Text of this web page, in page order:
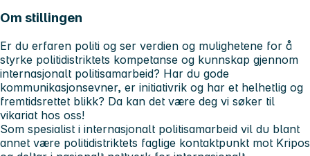
Om stillingen
Er du erfaren politi og ser verdien og mulighetene for å
styrke politidistriktets kompetanse og kunnskap gjennom
internasjonalt politisamarbeid? Har du gode
kommunikasjonsevner, er initiativrik og har et helhetlig og
fremtidsrettet blikk? Da kan det være deg vi søker til
vikariat hos oss!
Som spesialist i internasjonalt politisamarbeid vil du blant
annet være politidistriktets faglige kontaktpunkt mot Kripos